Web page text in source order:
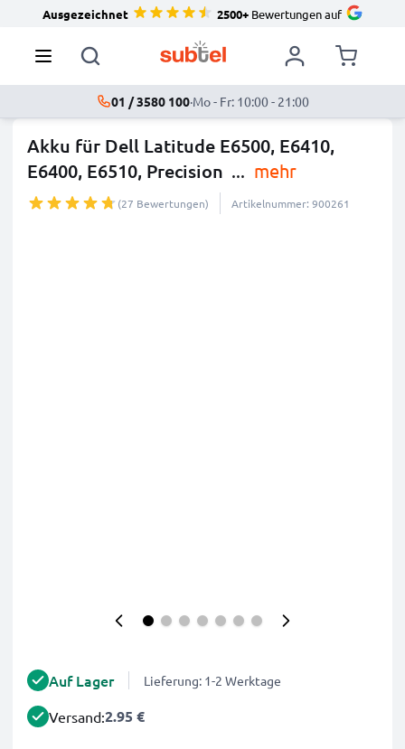
Ausgezeichnet 2500+Bewertungen auf
01 / 3580 100·Mo - Fr: 10:00 - 21:00
Akku für Dell Latitude E6500, E6410,
E6400, E6510, Precision ... mehr
(27 Bewertungen) Artikelnummer: 900261
Auf Lager Lieferung: 1-2 Werktage
Versand:2.95 €